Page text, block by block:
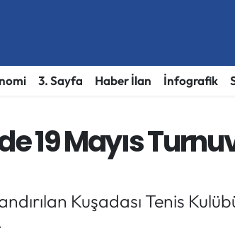
3. Sayfa Haber İlan İnfografik
19 Mayıs
Kuşadası Tenis